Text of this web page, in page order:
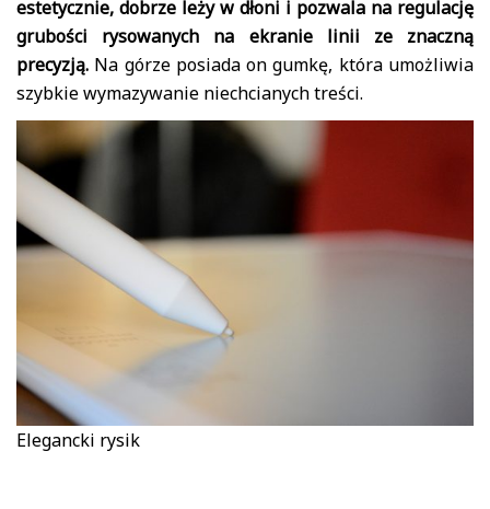
estetycznie, dobrze leży w dłoni i pozwala na regulację
grubości rysowanych na ekranie linii ze znaczną
precyzją. Na górze posiada on gumkę, która umożliwia
szybkie wymazywanie niechcianych treści.
Elegancki rysik